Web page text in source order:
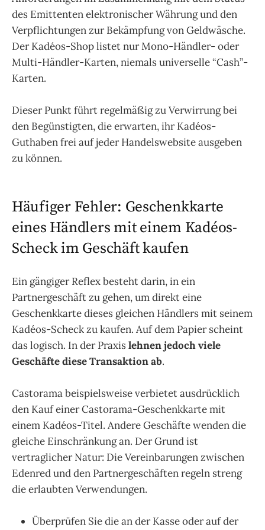
des Emittenten elektronischer Währung und den
Verpflichtungen zur Bekämpfung von Geldwäsche.
Der Kadéos-Shop listet nur Mono-Händler- oder
Multi-Händler-Karten, niemals universelle “Cash”-
Karten.
Dieser Punkt führt regelmäßig zu Verwirrung bei
den Begünstigten, die erwarten, ihr Kadéos-
Guthaben frei auf jeder Handelswebsite ausgeben
zu können.
Häufiger Fehler: Geschenkkarte
eines Händlers mit einem Kadéos-
Scheck im Geschäft kaufen
Ein gängiger Reflex besteht darin, in ein
Partnergeschäft zu gehen, um direkt eine
Geschenkkarte dieses gleichen Händlers mit seinem
Kadéos-Scheck zu kaufen. Auf dem Papier scheint
das logisch. In der Praxislehnen jedoch viele
Geschäfte diese Transaktion ab.
Castorama beispielsweise verbietet ausdrücklich
den Kauf einer Castorama-Geschenkkarte mit
einem Kadéos-Titel. Andere Geschäfte wenden die
gleiche Einschränkung an. Der Grund ist
vertraglicher Natur: Die Vereinbarungen zwischen
Edenred und den Partnergeschäften regeln streng
die erlaubten Verwendungen.
Überprüfen Sie die an der Kasse oder auf der